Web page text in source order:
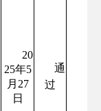
20
25年5
月27
日
通
过